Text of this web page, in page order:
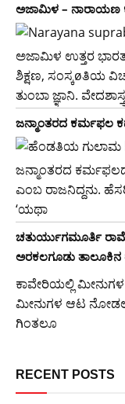
ಅಜಾಮಿಳ – ನಾರಾಯಣ
ಅಜಾಮಿಳ ಉತ್ತರ
ಶಿಕ್ಷಣ, ಸಂಸ್ಕøತಿಯ
ತುಂಬಾ ಜ್ಞಾನಿ. ವೇದಶಾಸ್ತ್ರ
ಜನ್ಮಾಂತರದ ಕರ್ಮಫಲ
ಜನ್ಮಾಂತರದ
ಎಂಬ ರಾಜನಿದ್ದನು.
‘ಯಥಾ
ಚತುರ್ಯುಗಮೂರ್ತಿ
ಅರಕಲಗೂಡು ತಾಲೂಕಿನ
ಕಾವೇರಿಯಲ್ಲಿ
ಮೀನುಗಳ ಆಟ ನೋಡಲು
ಗಿಂತಲೂ
RECENT POSTS